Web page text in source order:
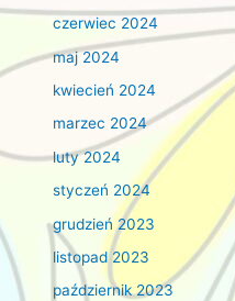
czerwiec 2024
maj 2024
kwiecień 2024
marzec 2024
luty 2024
styczeń 2024
grudzień 2023
listopad 2023
październik 2023